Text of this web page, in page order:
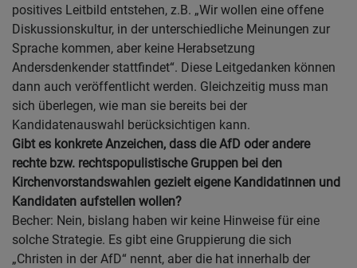
positives Leitbild entstehen, z.B. „Wir wollen eine offene
Diskussionskultur, in der unterschiedliche Meinungen zur
Sprache kommen, aber keine Herabsetzung
Andersdenkender stattfindet“. Diese Leitgedanken können
dann auch veröffentlicht werden. Gleichzeitig muss man
sich überlegen, wie man sie bereits bei der
Kandidatenauswahl berücksichtigen kann.
Gibt es konkrete Anzeichen, dass die AfD oder andere
rechte bzw. rechtspopulistische Gruppen bei den
Kirchenvorstandswahlen gezielt eigene Kandidatinnen und
Kandidaten aufstellen wollen?
Becher: Nein, bislang haben wir keine Hinweise für eine
solche Strategie. Es gibt eine Gruppierung die sich
„Christen in der AfD“ nennt, aber die hat innerhalb der